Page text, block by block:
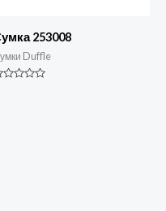
253008
Duffle